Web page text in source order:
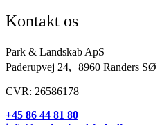
Kontakt os
Park & Landskab ApS
Paderupvej 24, 8960 Randers SØ
CVR: 26586178
+45 86 44 81 80